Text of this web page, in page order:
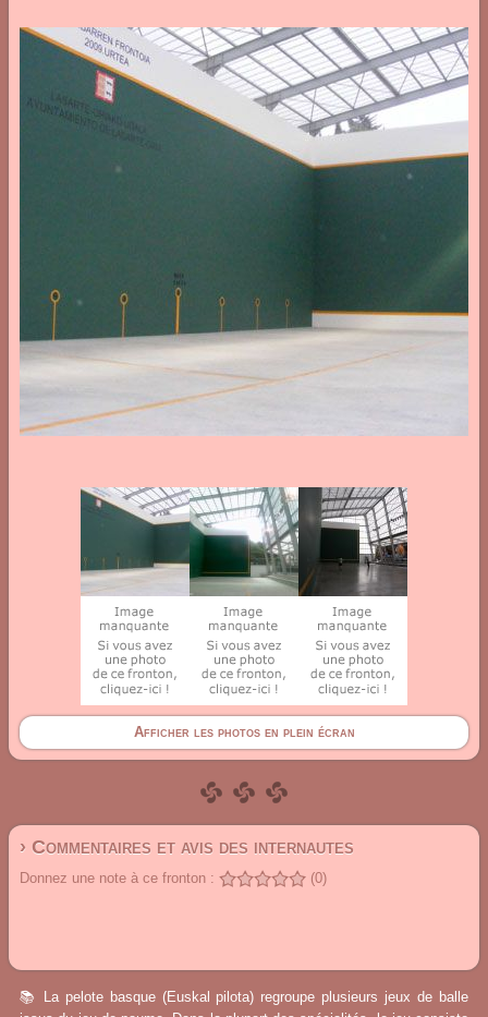
Afficher les photos en plein écran
› Commentaires et avis des internautes
Donnez une note à ce fronton : (0)
📚 La pelote basque (Euskal pilota) regroupe plusieurs jeux de balle